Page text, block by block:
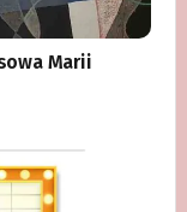
Marii